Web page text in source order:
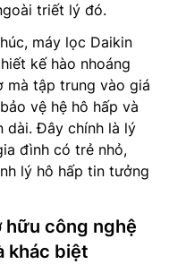
triết lý đó.
máy lọc Daikin
kế hào nhoáng
mà tập trung vào giá
vệ hệ hô hấp và
dài. Đây chính là lý
đình có trẻ nhỏ,
lý hô hấp tin tưởng
hữu công nghệ
khác biệt